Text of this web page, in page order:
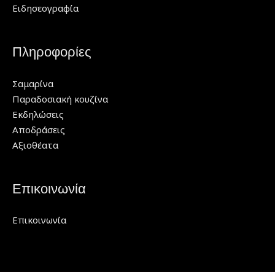
Ειδησεογραφία
Πληροφορίες
Σαμαρίνα
Παραδοσιακή κουζίνα
Εκδηλώσεις
Αποδράσεις
Αξιοθέατα
Επικοινωνία
Επικοινωνία